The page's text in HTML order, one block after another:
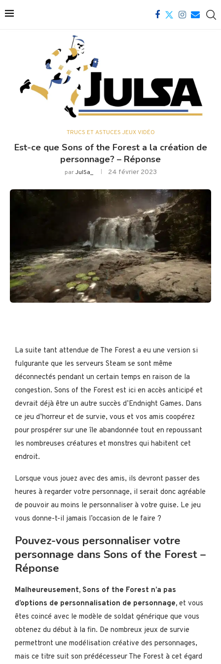
TRUCS ET ASTUCES JEUX VIDÉO
Est-ce que Sons of the Forest a la création de
personnage? – Réponse
parJulSa_ 24 février 2023
La suite tant attendue de The Forest a eu une version si
fulgurante que les serveurs Steam se sont même
déconnectés pendant un certain temps en raison de la
congestion. Sons of the Forest est ici en accès anticipé et
devrait déjà être un autre succès d’Endnight Games. Dans
ce jeu d’horreur et de survie, vous et vos amis coopérez
pour prospérer sur une île abandonnée tout en repoussant
les nombreuses créatures et monstres qui habitent cet
endroit.
Lorsque vous jouez avec des amis, ils devront passer des
heures à regarder votre personnage, il serait donc agréable
de pouvoir au moins le personnaliser à votre guise. Le jeu
vous donne-t-il jamais l’occasion de le faire ?
Pouvez-vous personnaliser votre
personnage dans Sons of the Forest –
Réponse
Malheureusement, Sons of the Forest n’a pas
d’options de personnalisation de personnage, et vous
êtes coincé avec le modèle de soldat générique que vous
obtenez du début à la fin. De nombreux jeux de survie
permettront une modélisation créative des personnages,
mais ce titre suit son prédécesseur The Forest à cet égard